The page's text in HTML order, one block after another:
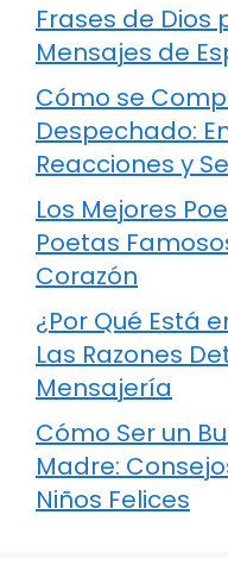
Frases de Dios
Mensajes de
Cómo se
Despechado:
Reacciones y
Los Mejores
Poetas
Corazón
¿Por Qué Está
Las Razones
Mensajería
Cómo Ser un
Madre:
Niños Felices